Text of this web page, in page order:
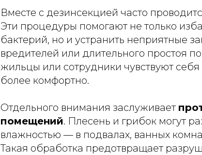
Вместе с дезинсекцией часто
Эти процедуры помогают не только
бактерий, но и устранить неприятные
вредителей или длительного простоя
жильцы или сотрудники чувствуют
более комфортно.
Отдельного внимания заслуживает
помещений. Плесень и грибок могут
влажностью — в подвалах, ванных
Такая обработка предотвращает